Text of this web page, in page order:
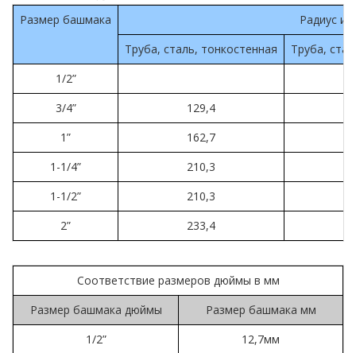
Размер башмака
Радиус
Труба, сталь, тонкостенная
Труба,
1/2”
3/4”
129,4
1”
162,7
1-1/4”
210,3
1-1/2”
210,3
2”
233,4
Соответствие размеров дюймы в мм
Размер башмака дюймы
Размер башмака мм
1/2”
12,7мм